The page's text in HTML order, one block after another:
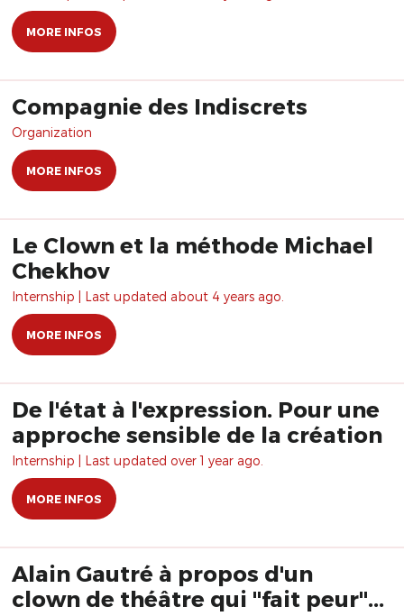
MORE INFOS
Compagnie des Indiscrets
Organization
MORE INFOS
Le Clown et la méthode Michael
Chekhov
Internship | Last updated about 4 years ago.
MORE INFOS
De l'état à l'expression. Pour une
approche sensible de la création
Internship | Last updated over 1 year ago.
MORE INFOS
Alain Gautré à propos d'un
clown de théâtre qui "fait peur"...